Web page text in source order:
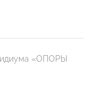
«ОПОРЫ